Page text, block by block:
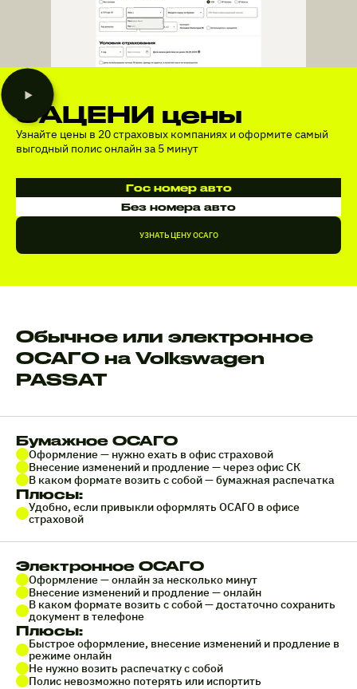
ЗАЦЕНИ цены
Узнайте цены в 20 страховых компаниях и оформите самый
выгодный полис онлайн за 5 минут
Гос номер авто
Без номера авто
УЗНАТЬ ЦЕНУ ОСАГО
Обычное или электронное
ОСАГО на Volkswagen
PASSAT
Бумажное ОСАГО
Оформление — нужно ехать в офис страховой
Внесение изменений и продление — через офис СК
В каком формате возить с собой — бумажная распечатка
Плюсы:
Удобно, если привыкли оформлять ОСАГО в офисе
страховой
Электронное ОСАГО
Оформление — онлайн за несколько минут
Внесение изменений и продление — онлайн
В каком формате возить с собой — достаточно сохранить
документ в телефоне
Плюсы:
Быстрое оформление, внесение изменений и продление в
режиме онлайн
Не нужно возить распечатку с собой
Полис невозможно потерять или испортить